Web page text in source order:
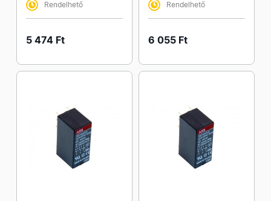
Rendelhető
5 474 Ft
Rendelhető
6 055 Ft